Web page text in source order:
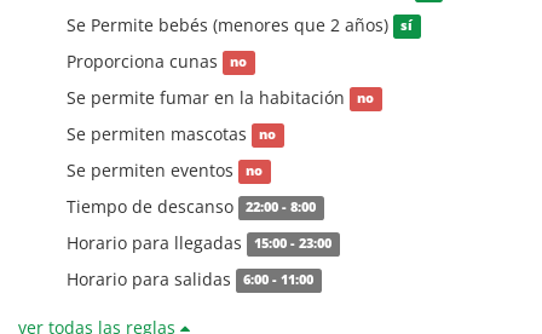
Se Permite bebés (menores que 2 años) sí
Proporciona cunas no
Se permite fumar en la habitación no
Se permiten mascotas no
Se permiten eventos no
Tiempo de descanso 22:00 - 8:00
Horario para llegadas 15:00 - 23:00
Horario para salidas 6:00 - 11:00
ver todas las reglas